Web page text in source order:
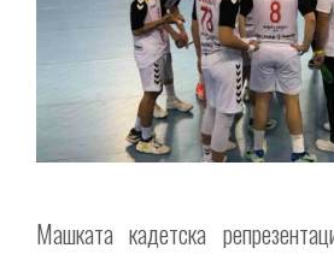
Машката кадетска